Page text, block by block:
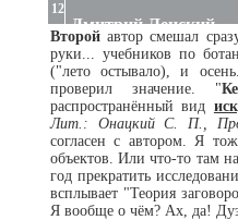
12
Дмитрий Ленский
Второйавтор смешал
руки... учебников по
("лето остывало), и
проверил значение. "
распространённый вид
Лит.: Онацкий С. П.,
согласен с автором. Я
объектов. Или что-то
год прекратить
всплывает "Теория
Я вообще о чём? Ах, да!